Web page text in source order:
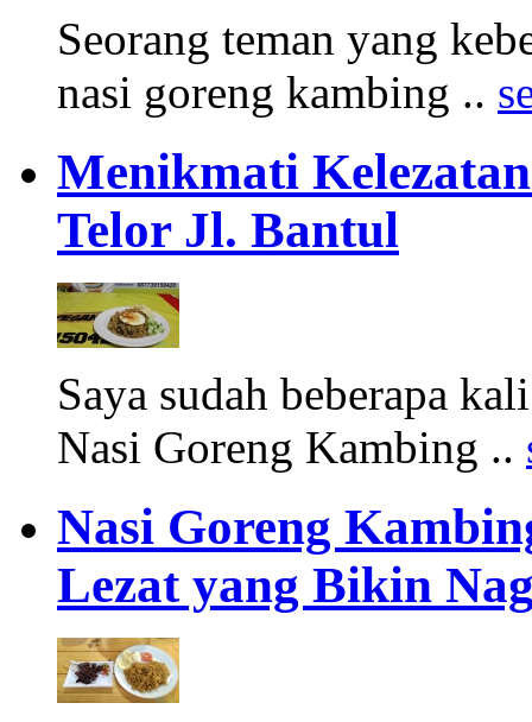
Seorang teman yang
nasi goreng kambing ..
Menikmati
Telor Jl. Bantul
Saya sudah beberapa
Nasi Goreng Kambing ..
Nasi Goreng
Lezat yang Bikin